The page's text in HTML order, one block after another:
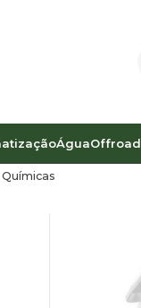
ÁguaOffroad